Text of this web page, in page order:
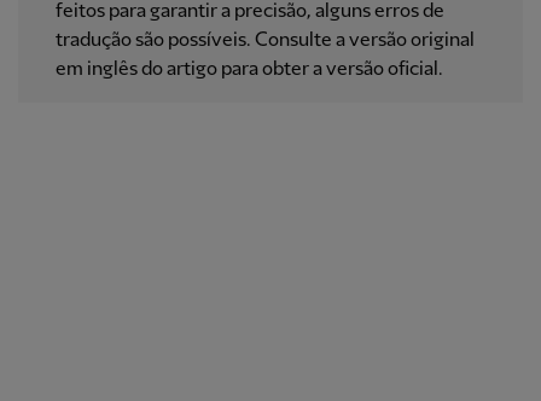
feitos para garantir a precisão, alguns erros de
tradução são possíveis. Consulte a versão original
em inglês do artigo para obter a versão oficial.